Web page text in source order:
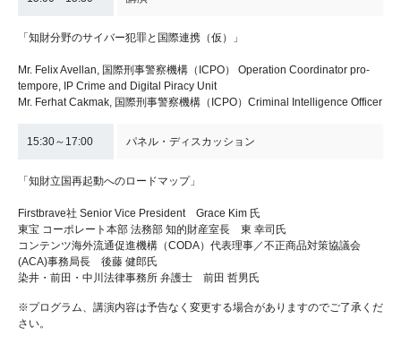
「知財分野のサイバー犯罪と国際連携（仮）」
Mr. Felix Avellan, 国際刑事警察機構（ICPO） Operation Coordinator pro-
tempore, IP Crime and Digital Piracy Unit
Mr. Ferhat Cakmak, 国際刑事警察機構（ICPO）Criminal Intelligence Officer
15:30～17:00 パネル・ディスカッション
「知財立国再起動へのロードマップ」
Firstbrave社 Senior Vice President Grace Kim 氏
東宝 コーポレート本部 法務部 知的財産室長 東 幸司氏
コンテンツ海外流通促進機構（CODA）代表理事／不正商品対策協議会
(ACA)事務局長 後藤 健郎氏
染井・前田・中川法律事務所 弁護士 前田 哲男氏
※プログラム、講演内容は予告なく変更する場合がありますのでご了承くだ
さい。